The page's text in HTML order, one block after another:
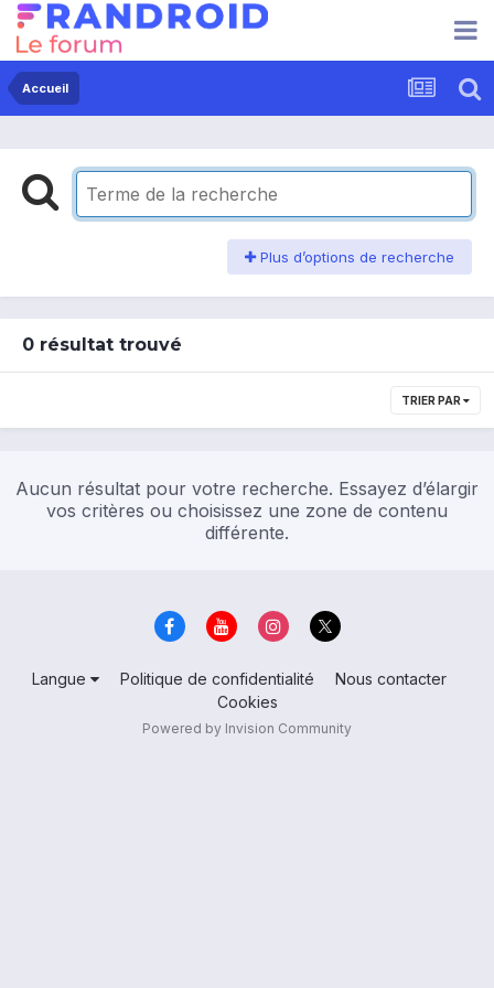
Accueil
Plus d’options de recherche
0 résultat trouvé
TRIER PAR
Aucun résultat pour votre recherche. Essayez d’élargir
vos critères ou choisissez une zone de contenu
différente.
Langue Politique de confidentialité
Nous contacter
Cookies
Powered by Invision Community